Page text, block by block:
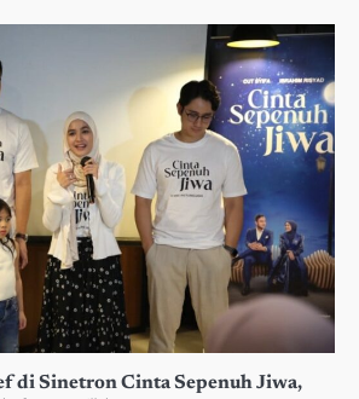
di Sinetron Cinta Sepenuh Jiwa,